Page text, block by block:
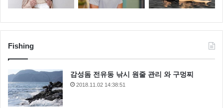
Fishing
감성돔 전유동 낚시 원줄 관리 와 구멍찌
2018.11.02 14:38:51